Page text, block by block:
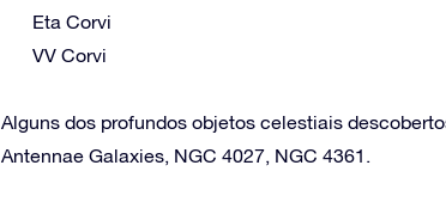
Eta Corvi
VV Corvi
Alguns dos profundos objetos celestiais
Antennae Galaxies, NGC 4027, NGC 4361.